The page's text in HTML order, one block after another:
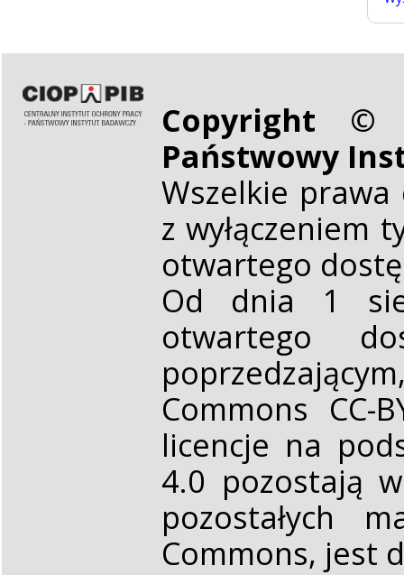
Copyright ©
Państwowy
Wszelkie
z wyłączeniem
otwartego
Od dnia 1
otwartego
Commons CC-
licencje na
4.0 pozostają
pozostałych
Commons, jest